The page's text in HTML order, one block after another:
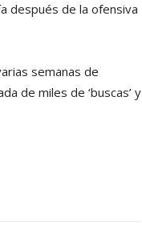
después de la ofensiva
semanas de
de miles de ‘buscas’ y